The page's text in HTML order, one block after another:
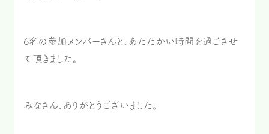
6名の参加メンバーさんと、あたたかい時間を過ごさせ
て頂きました。
みなさん、ありがとうございました。